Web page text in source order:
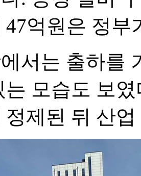
47억원은 정부
서는 출하를
는 모습도 보
정제된 뒤 산